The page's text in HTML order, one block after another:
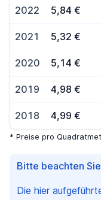
Bitte beachten
Die hier
2022 5,84 €
2021 5,32 €
2020 5,14 €
2019 4,98 €
2018 4,99 €
* Preise pro